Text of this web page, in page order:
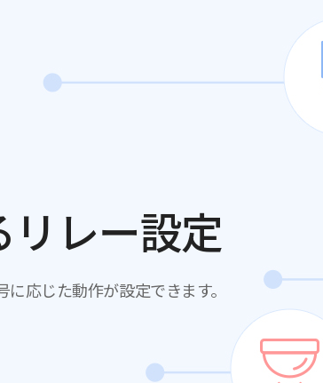
レー設定
応じた動作が設定できます。